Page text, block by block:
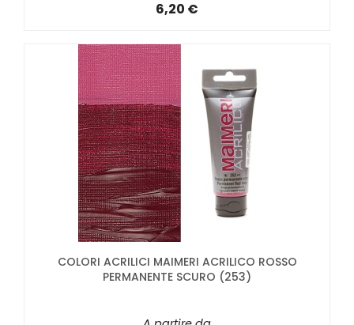
6,20 €
COLORI ACRILICI MAIMERI ACRILICO ROSSO
PERMANENTE SCURO (253)